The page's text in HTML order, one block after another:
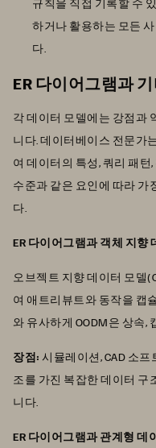
규칙을 직접 기록할 수
하거나 활용하는 모든
다.
ER 다이어그램과
각 데이터 모델에는 강점과
니다. 데이터베이스 전문가
여 데이터의 특성, 쿼리 패
수준과 같은 요인에 따라 가
다.
ER 다이어그램과 객체 지향
오브젝트 지향 데이터 모델
여 애트리뷰트와 동작을 캡
와 유사하게 OODM은 상속,
장점: 시뮬레이션, CAD 소
조를 가진 복잡한 데이터 구
니다.
ER 다이어그램과 관계형 데